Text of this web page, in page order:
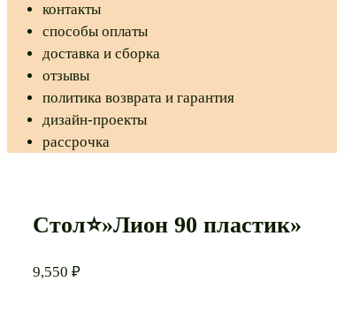
контакты
способы оплаты
доставка и сборка
отзывы
политика возврата и гарантия
дизайн-проекты
рассрочка
Стол⭐»Лион 90 пластик»
9,550₽